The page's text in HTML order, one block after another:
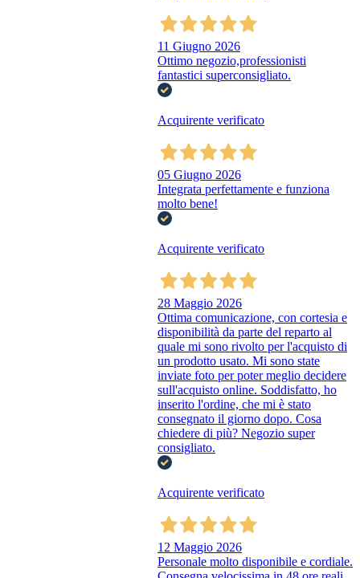
11 Giugno 2026
Ottimo negozio,professionisti
fantastici superconsigliato.
Acquirente verificato
05 Giugno 2026
Integrata perfettamente e funziona
molto bene!
Acquirente verificato
28 Maggio 2026
Ottima comunicazione, con cortesia e
disponibilità da parte del reparto al
quale mi sono rivolto per l'acquisto di
un prodotto usato. Mi sono state
inviate foto per poter meglio decidere
sull'acquisto online. Soddisfatto, ho
inserito l'ordine, che mi è stato
consegnato il giorno dopo. Cosa
chiedere di più? Negozio super
consigliato.
Acquirente verificato
12 Maggio 2026
Personale molto disponibile e cordiale.